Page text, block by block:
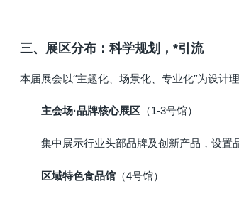
三、展区分布：科学规划，*引流
本届展会以“主题化、场景化、专业化”为设计
主会场·品牌核心展区 （1-3号馆）
集中展示行业头部品牌及创新产品，设置
区域特色食品馆 （4号馆）